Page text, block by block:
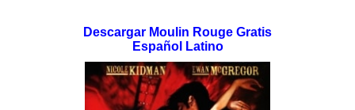
Descargar Moulin Rouge Gratis
Español Latino